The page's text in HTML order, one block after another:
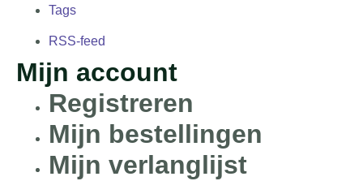
Tags
RSS-feed
Mijn account
Registreren
Mijn bestellingen
Mijn verlanglijst